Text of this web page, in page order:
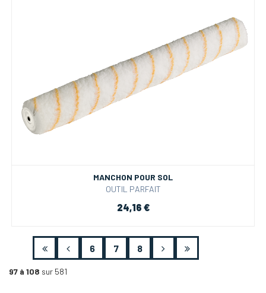
MANCHON POUR SOL
OUTIL PARFAIT
24,16 €
97 à 108 sur 581
6 7 8